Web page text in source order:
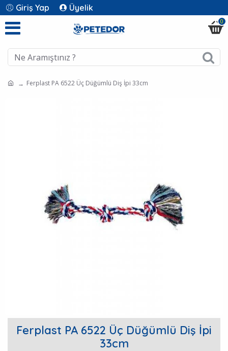
Giriş Yap Üyelik
0
Ferplast PA 6522 Üç Düğümlü Diş İpi 33cm
Ferplast PA 6522 Üç Düğümlü Diş İpi
33cm